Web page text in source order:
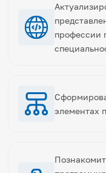
профессии
элементах